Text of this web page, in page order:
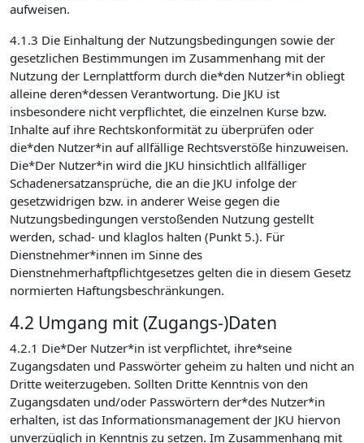
aufweisen.
4.1.3 Die Einhaltung der Nutzungsbedingungen sowie der
gesetzlichen Bestimmungen im Zusammenhang mit der
Nutzung der Lernplattform durch die*den Nutzer*in obliegt
alleine deren*dessen Verantwortung. Die JKU ist
insbesondere nicht verpflichtet, die einzelnen Kurse bzw.
Inhalte auf ihre Rechtskonformität zu überprüfen oder
die*den Nutzer*in auf allfällige Rechtsverstöße hinzuweisen.
Die*Der Nutzer*in wird die JKU hinsichtlich allfälliger
Schadenersatzansprüche, die an die JKU infolge der
gesetzwidrigen bzw. in anderer Weise gegen die
Nutzungsbedingungen verstoßenden Nutzung gestellt
werden, schad- und klaglos halten (Punkt 5.). Für
Dienstnehmer*innen im Sinne des
Dienstnehmerhaftpflichtgesetzes gelten die in diesem Gesetz
normierten Haftungsbeschränkungen.
4.2 Umgang mit (Zugangs-)Daten
4.2.1 Die*Der Nutzer*in ist verpflichtet, ihre*seine
Zugangsdaten und Passwörter geheim zu halten und nicht an
Dritte weiterzugeben. Sollten Dritte Kenntnis von den
Zugangsdaten und/oder Passwörtern der*des Nutzer*in
erhalten, ist das Informationsmanagement der JKU hiervon
unverzüglich in Kenntnis zu setzen. Im Zusammenhang mit